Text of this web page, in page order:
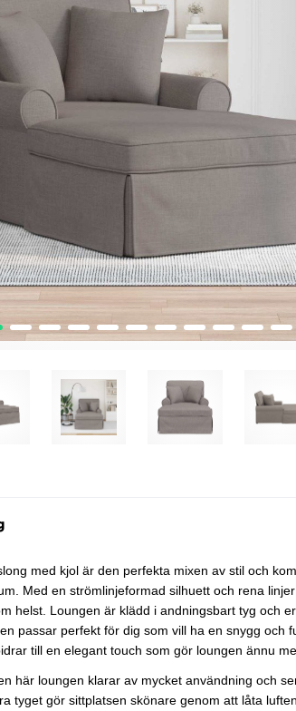
med kjol är den perfekta mixen av stil och
Med en strömlinjeformad silhuett och rena
helst. Loungen är klädd i andningsbart tyg och
passar perfekt för dig som vill ha en snygg och
till en elegant touch som gör loungen ännu
här loungen klarar av mycket användning och
tyget gör sittplatsen skönare genom att låta